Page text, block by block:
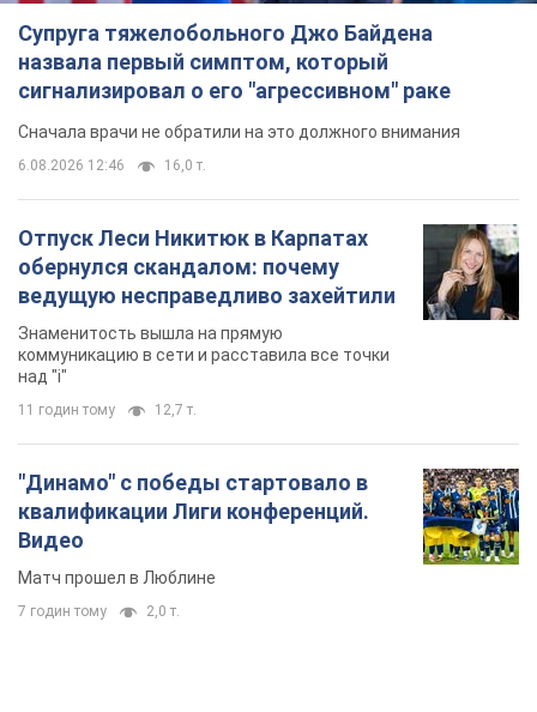
Супруга тяжелобольного Джо Байдена
назвала первый симптом, который
сигнализировал о его "агрессивном" раке
Сначала врачи не обратили на это должного внимания
6.08.2026 12:46 16,0 т.
Отпуск Леси Никитюк в Карпатах
обернулся скандалом: почему
ведущую несправедливо захейтили
Знаменитость вышла на прямую
коммуникацию в сети и расставила все точки
над "i"
11 годин тому 12,7 т.
"Динамо" с победы стартовало в
квалификации Лиги конференций.
Видео
Матч прошел в Люблине
7 годин тому 2,0 т.